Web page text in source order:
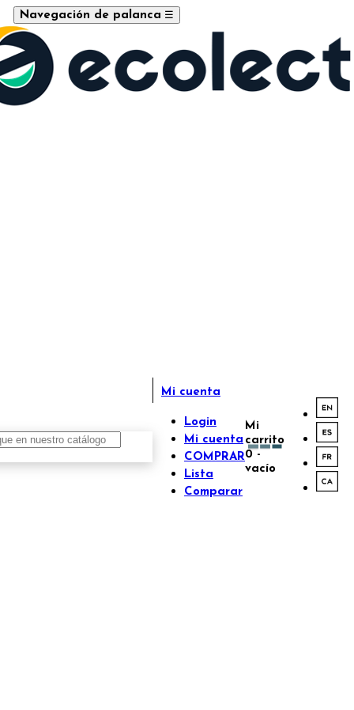
Navegación de palanca ☰
Mi cuenta
Login
Mi cuenta
COMPRAR
Lista
Comparar
Mi
carrito
0 -
vacío